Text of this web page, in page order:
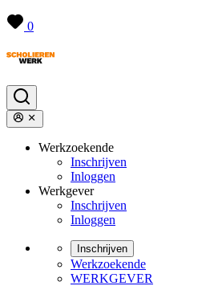
0
Werkzoekende
Inschrijven
Inloggen
Werkgever
Inschrijven
Inloggen
Inschrijven
Werkzoekende
WERKGEVER